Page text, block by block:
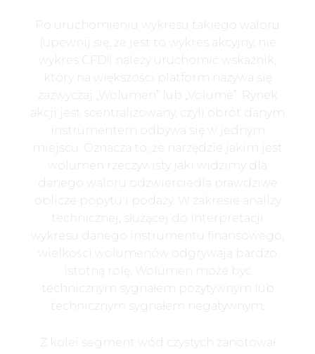
Po uruchomieniu wykresu takiego waloru
(upewnij się, że jest to wykres akcyjny, nie
wykres CFD!) należy uruchomić wskaźnik,
który na większości platform nazywa się
zazwyczaj „Wolumen” lub „Volume”. Rynek
akcji jest scentralizowany, czyli obrót danym
instrumentem odbywa się w jednym
miejscu. Oznacza to, że narzędzie jakim jest
wolumen rzeczywisty jaki widzimy dla
danego waloru odzwierciedla prawdziwe
oblicze popytu i podaży. W zakresie analizy
technicznej, służącej do interpretacji
wykresu danego instrumentu finansowego,
wielkości wolumenów odgrywają bardzo
istotną rolę. Wolumen może być
technicznym sygnałem pozytywnym lub
technicznym sygnałem negatywnym.
Z kolei segment wód czystych zanotował